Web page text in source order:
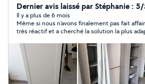
Dernier avis laissé par Stéphanie :
Il y a plus de 6 mois
Même si nous n'avons finalement pas fait
très réactif et a cherché la solution la plus